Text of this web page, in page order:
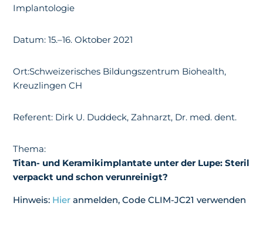
Implantologie
Datum: 15.–16. Oktober 2021
Ort:Schweizerisches Bildungszentrum Biohealth,
Kreuzlingen CH
Referent: Dirk U. Duddeck, Zahnarzt, Dr. med. dent.
Thema:
Titan- und Keramikimplantate unter der Lupe: Steril
verpackt und schon verunreinigt?
Hinweis: Hier anmelden, Code CLIM-JC21 verwenden